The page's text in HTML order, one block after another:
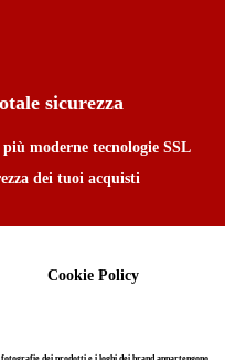
sicurezza
moderne tecnologie SSL
dei tuoi acquisti
Cookie Policy
dei prodotti e i loghi dei brand appartengono